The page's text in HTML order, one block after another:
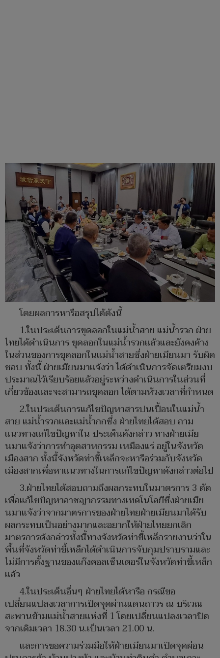
โดยผลการหารือสรุปได้ดังนี้
1.ในประเด็นการขุดลอกในแม่น้ำสาย แม่น้ำรวก ฝ่าย
ไทยได้ดำเนินการ ขุดลอกในแม่น้ำรวกแล้วและยังคงค้าง
ในส่วนของการขุดลอกในแม่น้ำสายซึ่งฝ่ายเมียนมา รับผิด
ชอบ ทั้งนี้ ฝ่ายเมียนมาแจ้งว่า ได้ดำเนินการจัดเตรียมงบ
ประมาณไว้เรียบร้อยแล้วอยู่ระหว่างดำเนินการในส่วนที่
เกี่ยวข้องและจะสามารถขุดลอก ได้ตามห้วงเวลาที่กำหนด
2.ในประเด็นการแก้ไขปัญหาสารปนเปื้อนในแม่น้ำ
สาย แม่น้ำรวกและแม่น้ำกกซึ่ง ฝ่ายไทยได้สอบ ถาม
แนวทางแก้ไขปัญหาใน ประเด็นดังกล่าว ทางฝ่ายเมีย
นมาแจ้งว่าการทำอุตสาหกรรม เหมืองแร่ อยู่ในจังหวัด
เมืองสาก ทั้งนี้จังหวัดท่าขี้เหล็กจะหารือร่วมกับจังหวัด
เมืองสากเพื่อหาแนวทางในการแก้ไขปัญหาดังกล่าวต่อไป
3.ฝ่ายไทยได้สอบถามถึงผลกระทบในมาตรการ 3 ตัด
เพื่อแก้ไขปัญหาอาชญากรรมทางเทคโนโลยีซึ่งฝ่ายเมีย
นมาแจ้งว่าจากมาตรการของฝ่ายไทยฝ่ายเมียนมาได้รับ
ผลกระทบเป็นอย่างมากและอยากให้ฝ่ายไทยยกเลิก
มาตรการดังกล่าวทั้งนี้ทางจังหวัดท่าขี้เหล็กรายงานว่าใน
พื้นที่จังหวัดท่าขี้เหล็กได้ดำเนินการจับกุมปราบรามและ
ไม่มีการตั้งฐานของแก๊งคอลเซ็นเตอร์ในจังหวัดท่าขี้เหล็ก
แล้ว
4.ในประเด็นอื่นๆ ฝ่ายไทยได้หารือ กรณีขอ
เปลี่ยนแปลงเวลาการเปิดจุดผ่านแดนถาวร ณ บริเวณ
สะพานข้ามแม่น้ำสายแห่งที่ 1 โดยเปลี่ยนแปลงเวลาปิด
จากเดิมเวลา 18.30 น.เป็นเวลา 21.00 น.
และการขอความร่วมมือให้ฝ่ายเมียนมาเปิดจุดผ่อน